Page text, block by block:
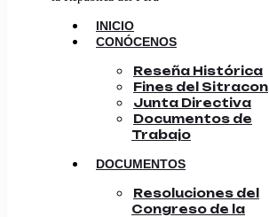
INICIO
CONÓCENOS
Reseña Histórica
Fines del Sitracon
Junta Directiva
Documentos de
Trabajo
DOCUMENTOS
Resoluciones del
Congreso de la